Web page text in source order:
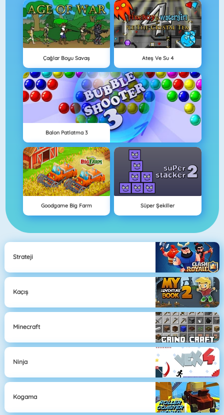
Çağlar Boyu Savaş Ateş Ve Su 4
Balon Patlatma 3
Goodgame Big Farm Süper Şekiller
Strateji
Kaçış
Minecraft
Ninja
Kogama